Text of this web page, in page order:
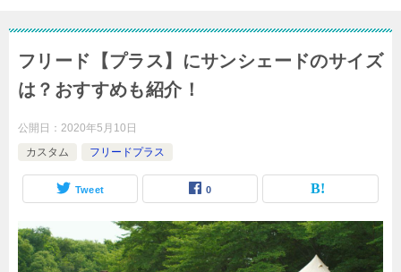
フリード【プラス】にサンシェードのサイズ
は？おすすめも紹介！
公開日： 2020年5月10日
カスタム
フリードプラス
Tweet 0